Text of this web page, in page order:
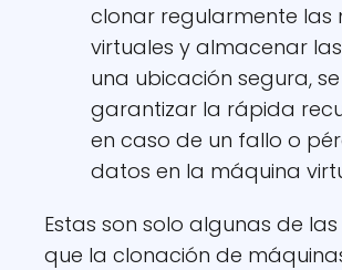
clonar regularmente las
virtuales y almacenar
una ubicación segura,
garantizar la rápida
en caso de un fallo o
datos en la máquina
Estas son solo algunas de
que la clonación de